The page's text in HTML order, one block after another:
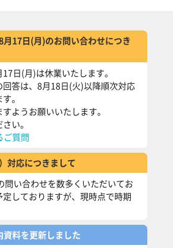
17日(月)のお問い合わせにつき
日(月)は休業いたします。
回答は、8月18日(火)以降順次対応
。
ようお願いいたします。
い。
ご質問
対応につきまして
問い合わせを数多くいただいてお
定しておりますが、現時点で時期
資料を更新しました